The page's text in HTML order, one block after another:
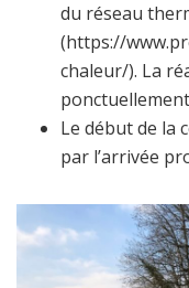
du réseau
(https://
chaleur/). La
ponctuellement
Le début de la
par l’arrivée